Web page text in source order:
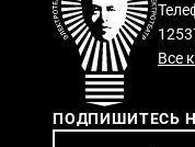
Все
ПОДПИШИТЕСЬ